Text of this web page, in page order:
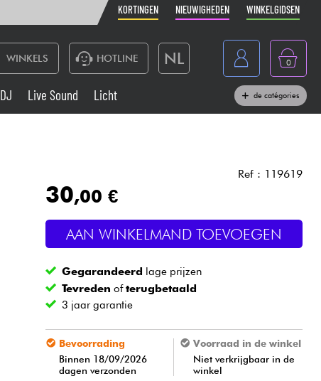
KORTINGEN NIEUWIGHEDEN WINKELGIDSEN
WINKELS HOTLINE NL
France
Belgique
Deutschland
0
Live Sound
Blaasinstrument
Kabels & toebehoren
DJ Live Sound Licht de catégories
Ref : 119619
30,00 €
AAN WINKELMAND TOEVOEGEN
Gegarandeerd lage prijzen
Tevreden ofterugbetaald
3 jaar garantie
Bevoorrading
Binnen 18/09/2026
dagen verzonden
Voorraad in de winkel
Niet verkrijgbaar in de
winkel